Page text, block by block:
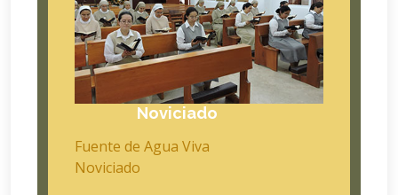
Noviciado
Fuente de Agua Viva
Noviciado